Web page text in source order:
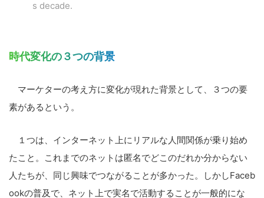
s decade.
時代変化の３つの背景
マーケターの考え方に変化が現れた背景として、３つの要
素があるという。
１つは、インターネット上にリアルな人間関係が乗り始め
たこと。これまでのネットは匿名でどこのだれか分からない
人たちが、同じ興味でつながることが多かった。しかしFaceb
ookの普及で、ネット上で実名で活動することが一般的にな